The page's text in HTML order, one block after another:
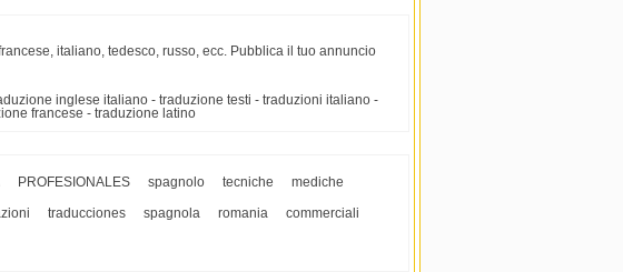
italiano, tedesco, russo, ecc. Pubblica il tuo annuncio
inglese italiano - traduzione testi - traduzioni italiano -
francese - traduzione latino
PROFESIONALES spagnolo tecniche
mediche
traducciones spagnola romania
commerciali